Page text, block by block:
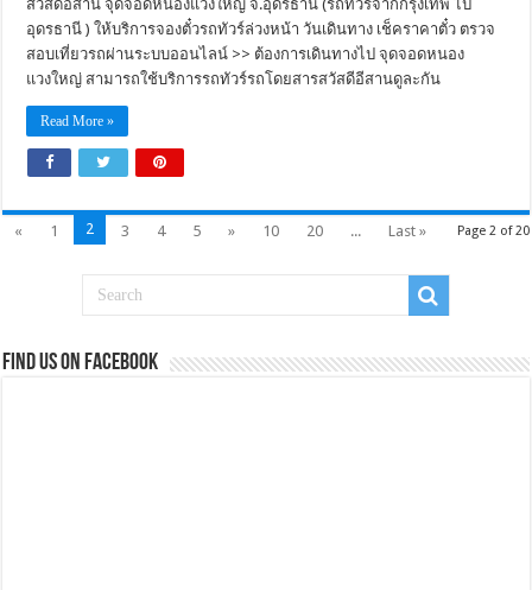
สวัสดีอีสาน จุดจอดหนองแวงใหญ่ จ.อุดรธานี (รถทัวร์จากกรุงเทพ ไป
อุดรธานี ) ให้บริการจองตั๋วรถทัวร์ล่วงหน้า วันเดินทาง เช็คราคาตั๋ว ตรวจ
สอบเที่ยวรถผ่านระบบออนไลน์ >> ต้องการเดินทางไป จุดจอดหนอง
แวงใหญ่ สามารถใช้บริการรถทัวร์รถโดยสารสวัสดีอีสานดูละกัน
Read More »
Page 2 of 20
« 1 2 3 4 5 » 10 20 ... Last »
Find us on Facebook